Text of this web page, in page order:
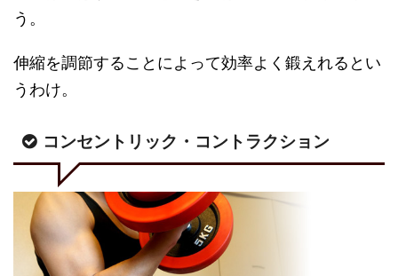
う。
伸縮を調節することによって効率よく鍛えれるとい
うわけ。
コンセントリック・コントラクション